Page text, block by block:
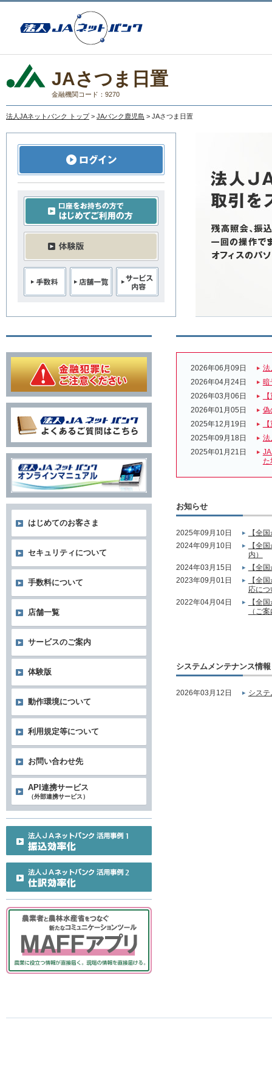
JAさつま日置
金融機関コード：9270
法人JAネットバンク トップ > JAバンク鹿児島 > JAさつま日置
2026年06月09日
法
2026年04月24日
暗
2026年03月06日
2026年01月05日
偽
2025年12月19日
2025年09月18日
法
2025年01月21日
た
お知らせ
2025年09月10日
【全
2024年09月10日
【全
内）
2024年03月15日
【全
2023年09月01日
【全
応に
2022年04月04日
【全
（ご
システムメンテナンス情報
2026年03月12日 シス
はじめてのお客さま
セキュリティについて
手数料について
店舗一覧
サービスのご案内
体験版
動作環境について
利用規定等について
お問い合わせ先
API連携サービス
（外部連携サービス）